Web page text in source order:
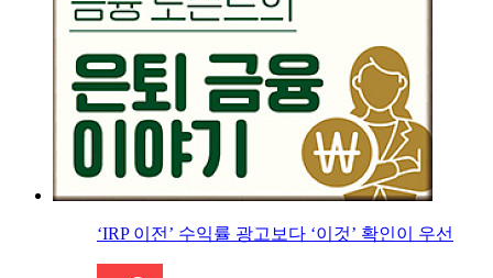
‘IRP 이전’ 수익률 광고보다 ‘이것’ 확인이 우선